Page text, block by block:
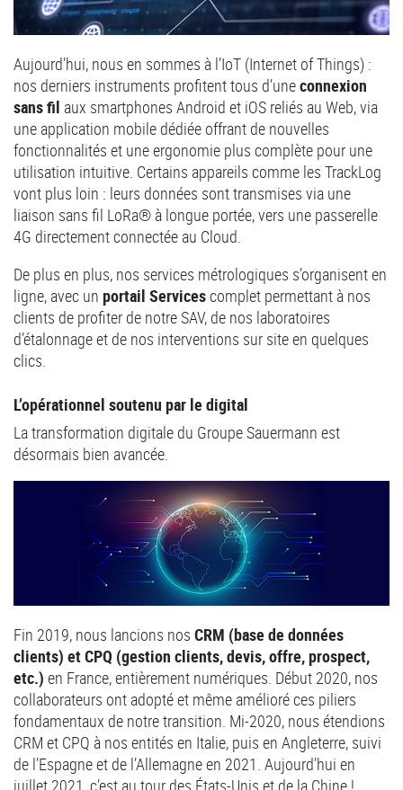
Aujourd’hui, nous en sommes à l’IoT (Internet of Things) :
nos derniers instruments profitent tous d’uneconnexion
sans fil aux smartphones Android et iOS reliés au Web, via
une application mobile dédiée offrant de nouvelles
fonctionnalités et une ergonomie plus complète pour une
utilisation intuitive. Certains appareils comme les TrackLog
vont plus loin : leurs données sont transmises via une
liaison sans fil LoRa® à longue portée, vers une passerelle
4G directement connectée au Cloud.
De plus en plus, nos services métrologiques s’organisent en
ligne, avec un portail Servicescomplet permettant à nos
clients de profiter de notre SAV, de nos laboratoires
d’étalonnage et de nos interventions sur site en quelques
clics.
L’opérationnel soutenu par le digital
La transformation digitale du Groupe Sauermann est
désormais bien avancée.
Fin 2019, nous lancions nos CRM (base de données
clients) et CPQ (gestion clients, devis, offre, prospect,
etc.) en France, entièrement numériques. Début 2020, nos
collaborateurs ont adopté et même amélioré ces piliers
fondamentaux de notre transition. Mi-2020, nous étendions
CRM et CPQ à nos entités en Italie, puis en Angleterre, suivi
de l’Espagne et de l’Allemagne en 2021. Aujourd’hui en